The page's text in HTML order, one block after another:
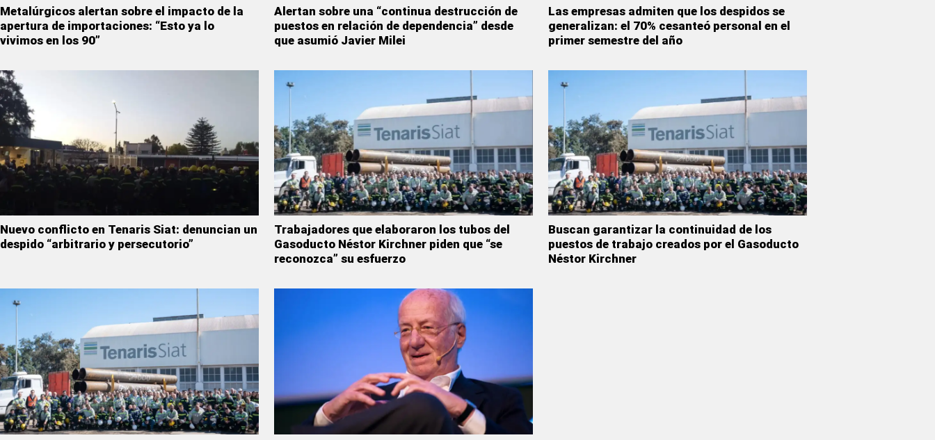
Metalúrgicos alertan sobre el impacto de la
apertura de importaciones: “Esto ya lo
vivimos en los 90”
Alertan sobre una “continua destrucción de
puestos en relación de dependencia” desde
que asumió Javier Milei
Las empresas admiten que los despidos se
generalizan: el 70% cesanteó personal en el
primer semestre del año
Nuevo conflicto en Tenaris Siat: denuncian un
despido “arbitrario y persecutorio”
Trabajadores que elaboraron los tubos del
Gasoducto Néstor Kirchner piden que “se
reconozca” su esfuerzo
Buscan garantizar la continuidad de los
puestos de trabajo creados por el Gasoducto
Néstor Kirchner